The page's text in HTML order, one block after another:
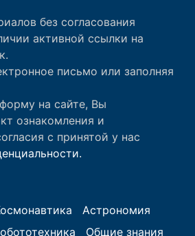
без согласования
активной ссылки на
письмо или заполняя
на сайте, Вы
ознакомления и
с принятой у нас
Астрономия
Общие знания